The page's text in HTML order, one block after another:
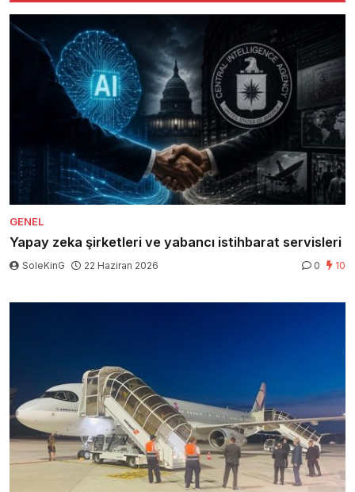
GENEL
Yapay zeka şirketleri ve yabancı istihbarat servisleri
SoleKinG 22 Haziran 2026 0 10